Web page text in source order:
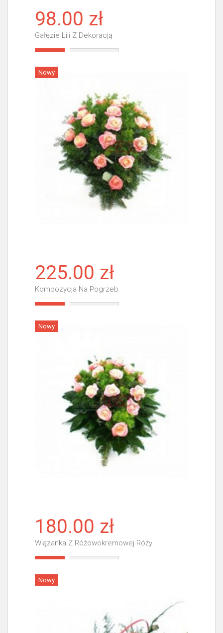
98.00 zł
Gałęzie Lili Z Dekoracją
Nowy
225.00 zł
Kompozycja Na Pogrzeb
Nowy
180.00 zł
Wiązanka Z Różowokremowej Róży
Nowy